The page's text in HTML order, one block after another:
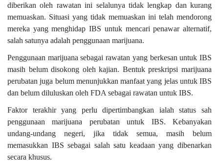
diberikan oleh rawatan ini selalunya tidak lengkap dan kurang
memuaskan. Situasi yang tidak memuaskan ini telah mendorong
mereka yang menghidap IBS untuk mencari penawar alternatif,
salah satunya adalah penggunaan marijuana.
Penggunaan marijuana sebagai rawatan yang berkesan untuk IBS
masih belum disokong oleh kajian. Bentuk preskripsi marijuana
perubatan juga belum menunjukkan manfaat yang jelas untuk IBS
dan belum diluluskan oleh FDA sebagai rawatan untuk IBS.
Faktor terakhir yang perlu dipertimbangkan ialah status sah
penggunaan marijuana perubatan untuk IBS. Kebanyakan
undang-undang negeri, jika tidak semua, masih belum
memasukkan IBS sebagai salah satu keadaan yang dibenarkan
secara khusus.